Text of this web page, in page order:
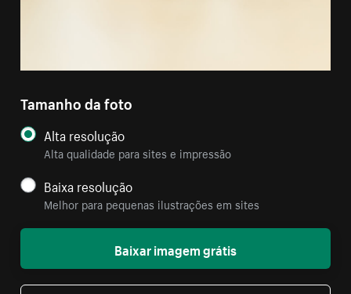
Tamanho da foto
Alta resolução
Alta qualidade para sites e impressão
Baixa resolução
Melhor para pequenas ilustrações em sites
Baixar imagem grátis